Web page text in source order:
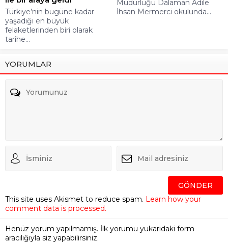
Türkiye’nin bugüne kadar
yaşadığı en büyük
felaketlerinden biri olarak
tarihe...
Müdürlüğü Dalaman Adile
İhsan Mermerci okulunda...
YORUMLAR
This site uses Akismet to reduce spam. Learn how your
comment data is processed.
Henüz yorum yapılmamış. İlk yorumu yukarıdaki form
aracılığıyla siz yapabilirsiniz.